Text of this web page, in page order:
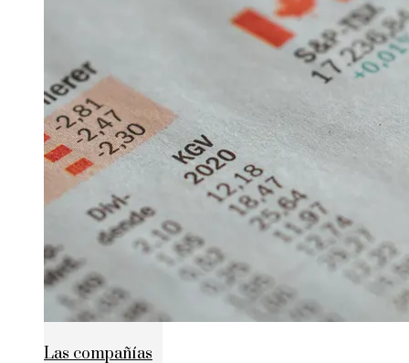
Las compañías